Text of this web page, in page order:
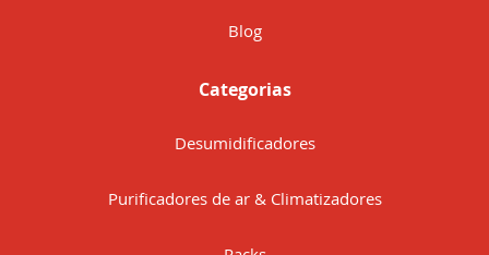
Blog
Categorias
Desumidificadores
Purificadores de ar & Climatizadores